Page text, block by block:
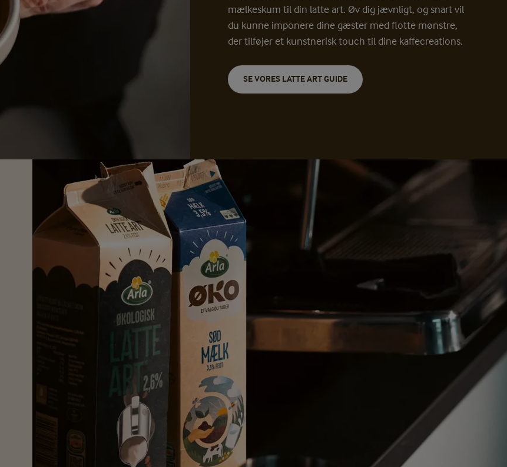
mælkeskum til din latte art. Øv dig jævnligt, og snart vil
du kunne imponere dine gæster med flotte mønstre,
der tilføjer et kunstnerisk touch til dine kaffecreations.
SE VORES LATTE ART GUIDE